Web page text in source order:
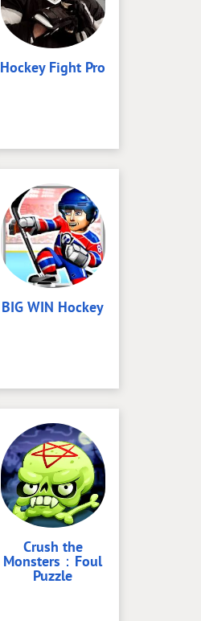
Hockey Fight Pro
BIG WIN Hockey
Crush the
Monsters：Foul
Puzzle